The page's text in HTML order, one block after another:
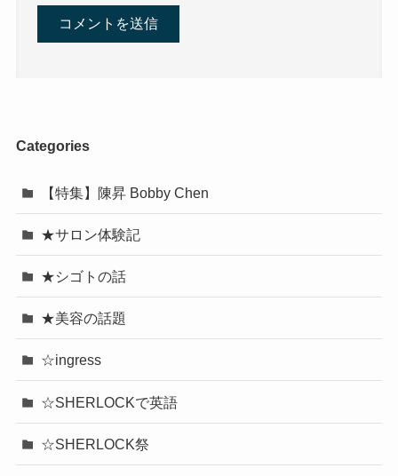
Categories
【特集】陳昇 Bobby Chen
★サロン体験記
★シゴトの話
★美容の話題
☆ingress
☆SHERLOCKで英語
☆SHERLOCK祭